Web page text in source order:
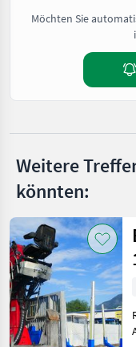
Möchten Sie
Weitere
könnten: